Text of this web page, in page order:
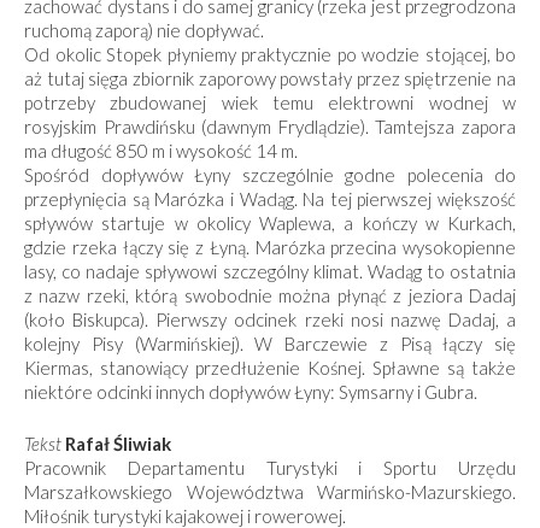
zachować dystans i do samej granicy (rzeka jest przegrodzona
ruchomą zaporą) nie dopływać.
Od okolic Stopek płyniemy praktycznie po wodzie stojącej, bo
aż tutaj sięga zbiornik zaporowy powstały przez spiętrzenie na
potrzeby zbudowanej wiek temu elektrowni wodnej w
rosyjskim Prawdińsku (dawnym Frydlądzie). Tamtejsza zapora
ma długość 850 m i wysokość 14 m.
Spośród dopływów Łyny szczególnie godne pole­cenia do
przepłynięcia są Marózka i Wadąg. Na tej pierwszej większość
spływów startuje w okolicy Waplewa, a kończy w Kurkach,
gdzie rzeka łączy się z Łyną. Marózka przecina wysokopienne
lasy, co nadaje spływowi szczególny klimat. Wadąg to ostatnia
z nazw rzeki, którą swobodnie można płynąć z jeziora Dadaj
(koło Biskupca). Pierwszy odcinek rzeki nosi nazwę Dadaj, a
kolejny Pisy (Warmińskiej). W Barczewie z Pisą łączy się
Kiermas, stanowiący przedłużenie Kośnej. Spławne są także
niektóre odcinki innych dopływów Łyny: Symsarny i Gubra.
Tekst Rafał Śliwiak
Pracownik Departamentu Turystyki i Sportu Urzędu
Marszałkowskiego Województwa Warmińsko-Mazurskiego.
Miłośnik turystyki kajakowej i rowerowej.